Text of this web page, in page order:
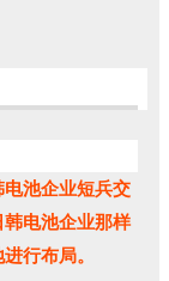
池企业短兵交
电池企业那样
行布局。